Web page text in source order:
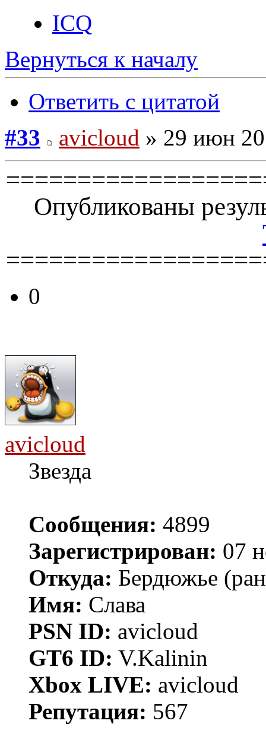
ICQ
Вернуться к началу
Ответить с цитатой
#33
avicloud » 29 июн
Опубликованы
0
avicloud
Звезда
Сообщения: 4899
Зарегистрирован: 07
Откуда: Бердюжье
Имя: Слава
PSN ID: avicloud
GT6 ID: V.Kalinin
Xbox LIVE: avicloud
Репутация: 567